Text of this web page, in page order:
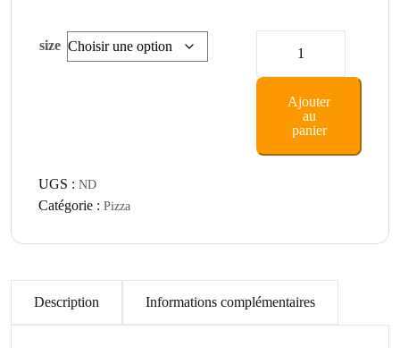
size
Saumon
Ajouter
au
panier
UGS : ND
Catégorie : Pizza
Description Informations complémentaires